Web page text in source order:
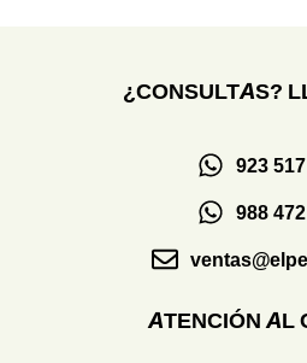
¿CONSULTAS?
923
988
ATENCIÓN AL